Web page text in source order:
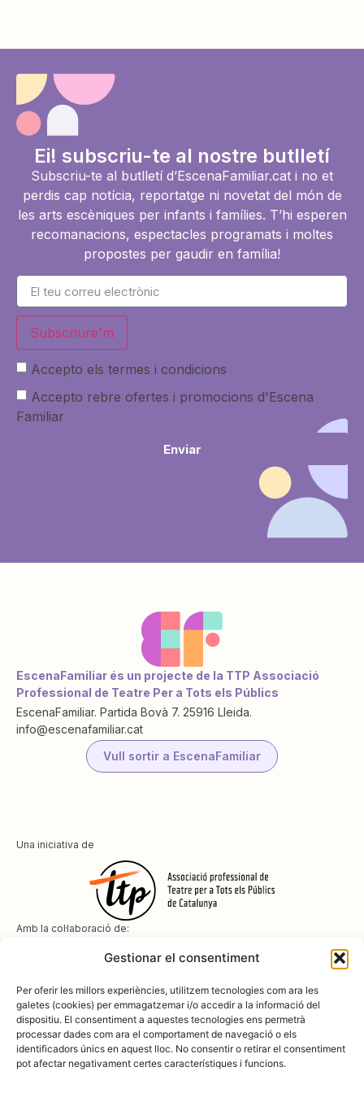
Gestionar el consentiment
Per oferir les millors experiències, utilitzem tecnologies com ara les
galetes (cookies) per emmagatzemar i/o accedir a la informació del
dispositiu. El consentiment a aquestes tecnologies ens permetrà
processar dades com ara el comportament de navegació o els
identificadors únics en aquest lloc. No consentir o retirar el consentiment
pot afectar negativament certes característiques i funcions.
Ei! subscriu-te al nostre butlletí
Subscriu-te al butlletí d’EscenaFamiliar.cat i no et
perdis cap notícia, reportatge ni novetat del món de
les arts escèniques per infants i famílies. T’hi esperen
recomanacions, espectacles programats i moltes
propostes per gaudir en família!
Subscriure'm
Accepto els termes i condicions
Accepto rebre ofertes i promocions d'Escena
Familiar
Enviar
EscenaFamiliar és un projecte de la TTP Associació
Professional de Teatre Per a Tots els Públics
EscenaFamiliar. Partida Bovà 7. 25916 Lleida.
info@escenafamiliar.cat
Vull sortir a EscenaFamiliar
Una iniciativa de
Amb la col·laboració de:
Amb el suport de